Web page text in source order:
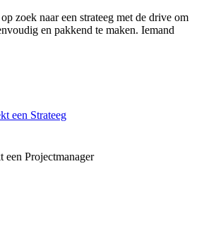
zoek naar een strateeg met de drive om
en pakkend te maken. Iemand
een Strateeg
Projectmanager